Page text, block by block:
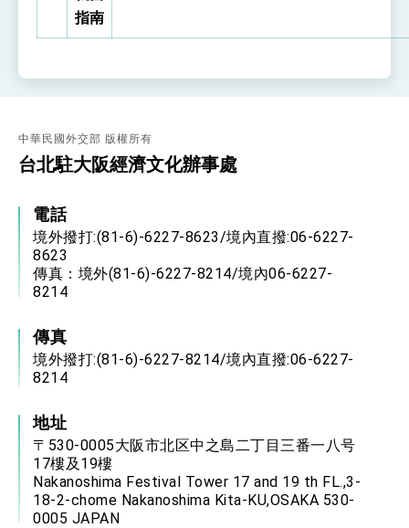
我國政府將在美國亞利桑納州設立「駐鳳凰城辦
事處」，進一步深化台美交流合作
指南
中華民國外交部 版權所有
台北駐大阪經濟文化辦事處
電話
境外撥打:(81-6)-6227-8623/境內直撥:06-6227-
8623
傳真：境外(81-6)-6227-8214/境內06-6227-
8214
傳真
境外撥打:(81-6)-6227-8214/境內直撥:06-6227-
8214
地址
〒530-0005大阪市北区中之島二丁目三番一八号
17樓及19樓
Nakanoshima Festival Tower 17 and 19 th FL.,3-
18-2-chome Nakanoshima Kita-KU,OSAKA 530-
0005 JAPAN